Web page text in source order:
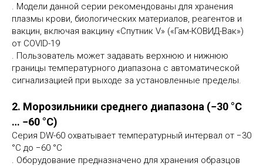
. Модели данной серии рекомендованы для хранения
плазмы крови, биологических материалов, реагентов и
вакцин, включая вакцину «Спутник V» («Гам-КОВИД-Вак»)
от COVID-19
. Пользователь может задавать верхнюю и нижнюю
границы температурного диапазона с автоматической
сигнализацией при выходе за установленные пределы.
2. Морозильники среднего диапазона (−30 °C
… −60 °C)
Серия DW-60 охватывает температурный интервал от −30
°C до −60 °C
. Оборудование предназначено для хранения образцов